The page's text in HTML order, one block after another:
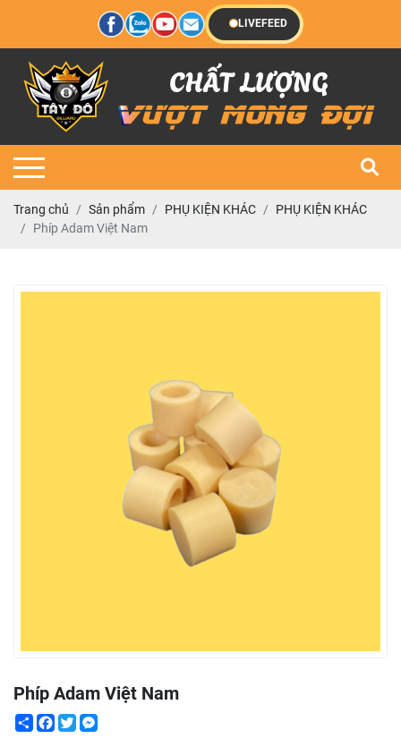
LIVEFEED
Trang chủ Sản phẩm PHỤ KIỆN KHÁC
PHỤ KIỆN KHÁC
Phíp Adam Việt Nam
Phíp Adam Việt Nam
ShareFacebook
Twitter